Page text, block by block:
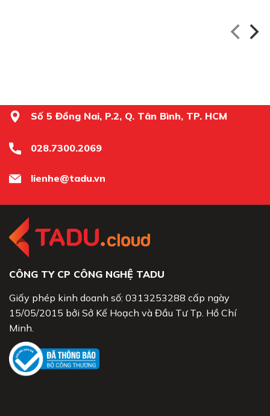
Số 5 Đồng Nai, P.2, Q. Tân Bình, TP. HCM
028.7300.2069
lienhe@tadu.vn
CÔNG TY CP CÔNG NGHỆ TADU
Giấy phép kinh doanh số: 0313253288 cấp ngày
15/05/2015 bởi Sở Kế Hoạch và Đầu Tư Tp. Hồ Chí
Minh.